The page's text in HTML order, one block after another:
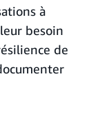
à
besoin
de